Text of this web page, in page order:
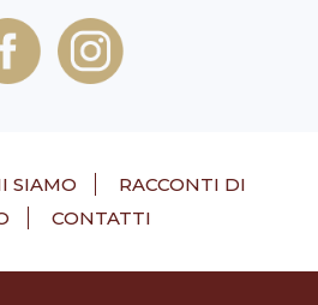
SIAMO
RACCONTI DI
CONTATTI